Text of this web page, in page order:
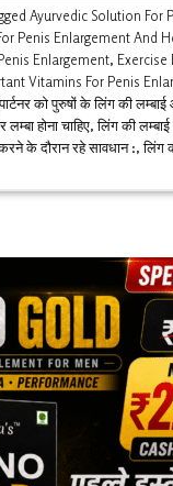
Ayurvedic Solution For
Penis Enlargement And
Enlargement, Exercise
Vitamins For Penis
को पुरुषों के लिंग की
होना चाहिए,लिंग की
के दौरान रहे सावधान :,लिंग